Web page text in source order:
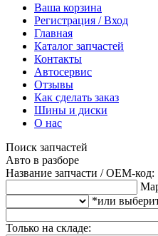
Ваша корзина
Регистрация / Вход
Главная
Каталог запчастей
Контакты
Автосервис
Отзывы
Как сделать заказ
Шины и диски
О нас
Поиск запчастей
Авто в разборе
Название запчасти / OEM-код:
*или
Только на складе: